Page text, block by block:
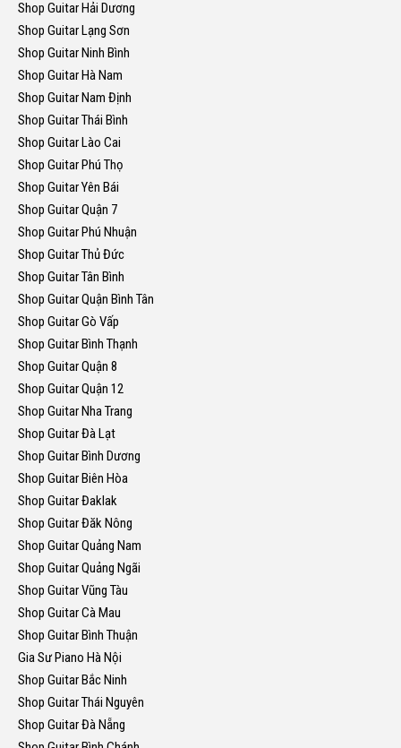
Shop Guitar Hải Dương
Shop Guitar Lạng Sơn
Shop Guitar Ninh Bình
Shop Guitar Hà Nam
Shop Guitar Nam Định
Shop Guitar Thái Bình
Shop Guitar Lào Cai
Shop Guitar Phú Thọ
Shop Guitar Yên Bái
Shop Guitar Quận 7
Shop Guitar Phú Nhuận
Shop Guitar Thủ Đức
Shop Guitar Tân Bình
Shop Guitar Quận Bình Tân
Shop Guitar Gò Vấp
Shop Guitar Bình Thạnh
Shop Guitar Quận 8
Shop Guitar Quận 12
Shop Guitar Nha Trang
Shop Guitar Đà Lạt
Shop Guitar Bình Dương
Shop Guitar Biên Hòa
Shop Guitar Đaklak
Shop Guitar Đăk Nông
Shop Guitar Quảng Nam
Shop Guitar Quảng Ngãi
Shop Guitar Vũng Tàu
Shop Guitar Cà Mau
Shop Guitar Bình Thuận
Gia Sư Piano Hà Nội
Shop Guitar Bắc Ninh
Shop Guitar Thái Nguyên
Shop Guitar Đà Nẵng